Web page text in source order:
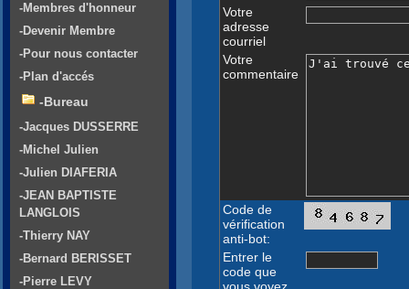
Votre
adresse
courriel
Votre
commentaire
Code de
vérification
anti-bot:
Entrer le
code que
vous voyez
-Membres d'honneur
-Devenir Membre
-Pour nous contacter
-Plan d'accés
-Bureau
-Jacques DUSSERRE
-Michel Julien
-Julien DIAFERIA
-JEAN BAPTISTE
LANGLOIS
-Thierry NAY
-Bernard BERISSET
-Pierre LEVY